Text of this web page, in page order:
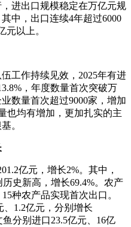
进出口规模稳定在万亿元规
中，出口连续4年超过6000
元以上。
工作持续见效，2025年有进
，年度数量首次突破万
数量首次超过9000家，增加
也均有增加，更加扎实的主
。
亿元，增长2%。其中，
史新高，增长69.4%。农产
种农产品实现首次出口。
、1.2亿元，分别增长
分别进口23.5亿元、16亿